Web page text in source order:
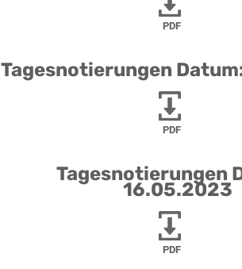
PDF
Tagesnotierungen
PDF
Tagesnotierungen
16.05.2023
PDF